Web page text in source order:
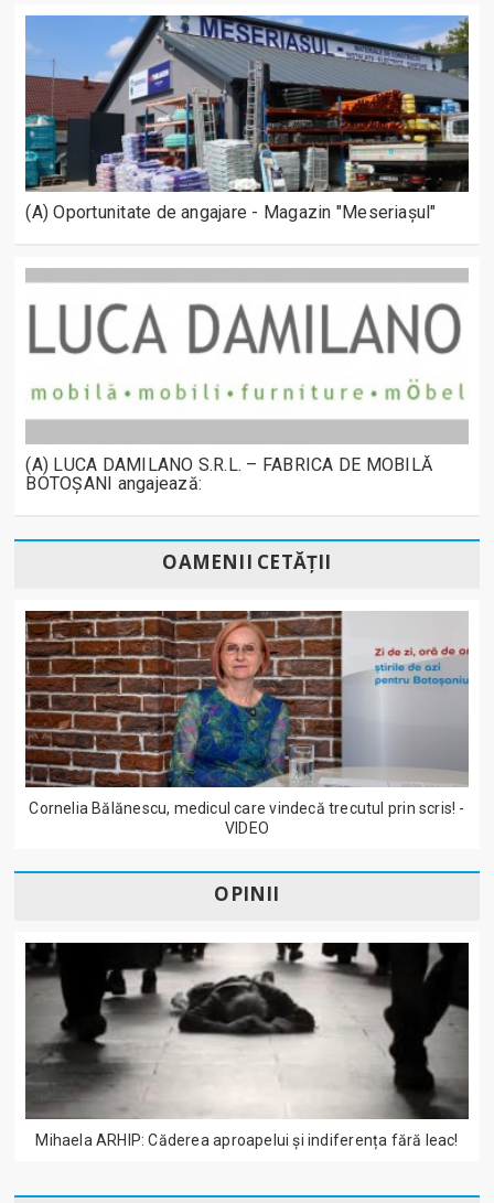
(A) Oportunitate de angajare - Magazin "Meseriașul"
(A) LUCA DAMILANO S.R.L. – FABRICA DE MOBILĂ
BOTOȘANI angajează:
OAMENII CETĂȚII
Cornelia Bălănescu, medicul care vindecă trecutul prin scris! -
VIDEO
OPINII
Mihaela ARHIP: Căderea aproapelui și indiferența fără leac!